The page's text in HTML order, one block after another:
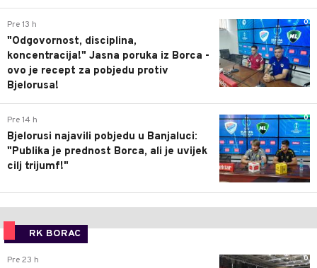
0
Pre 13 h
"Odgovornost, disciplina,
koncentracija!" Jasna poruka iz Borca -
ovo je recept za pobjedu protiv
Bjelorusa!
0
Pre 14 h
Bjelorusi najavili pobjedu u Banjaluci:
"Publika je prednost Borca, ali je uvijek
cilj trijumf!"
RK BORAC
0
Pre 23 h